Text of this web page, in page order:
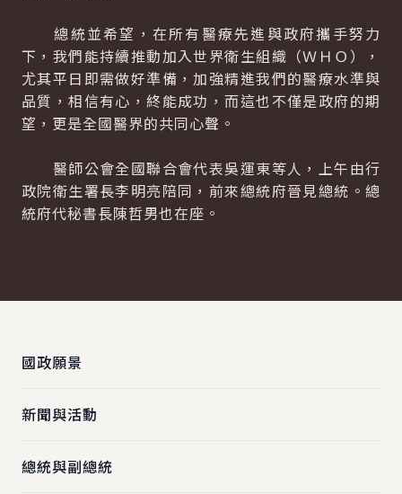
總統並希望，在所有醫療先進與政府攜手努力
下，我們能持續推動加入世界衛生組織（ＷＨＯ），
尤其平日即需做好準備，加強精進我們的醫療水準與
品質，相信有心，終能成功，而這也不僅是政府的期
望，更是全國醫界的共同心聲。
醫師公會全國聯合會代表吳運東等人，上午由行
政院衛生署長李明亮陪同，前來總統府晉見總統。總
統府代秘書長陳哲男也在座。
國政願景
新聞與活動
總統與副總統